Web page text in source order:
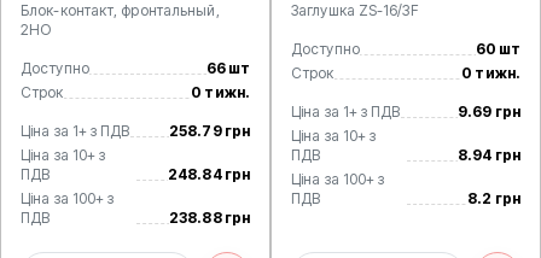
Блок-контакт, фронтальный,
2НО
Доступно
66 шт
Строк
0 тижн.
Ціна за 1+ з ПДВ
258.79 грн
Ціна за 10+ з
ПДВ
248.84 грн
Ціна за 100+ з
ПДВ
238.88 грн
Заглушка ZS-16/3F
Доступно
60 шт
Строк
0 тижн.
Ціна за 1+ з ПДВ
9.69 грн
Ціна за 10+ з
ПДВ
8.94 грн
Ціна за 100+ з
ПДВ
8.2 грн